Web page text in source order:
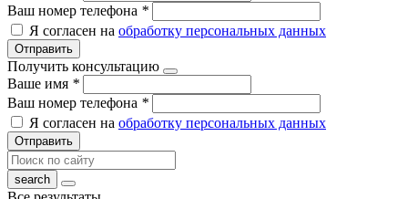
Ваш номер телефона *
Я согласен на обработку персональных данных
Отправить
Получить консультацию
Ваше имя *
Ваш номер телефона *
Я согласен на обработку персональных данных
Отправить